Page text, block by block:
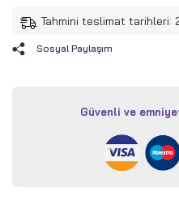
Tahmini teslimat tarihleri:
Sosyal Paylaşım
Güvenli ve